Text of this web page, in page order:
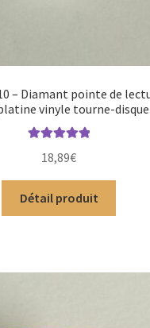
– Diamant pointe de
vinyle tourne-disque
5
18,89€
Détail produit